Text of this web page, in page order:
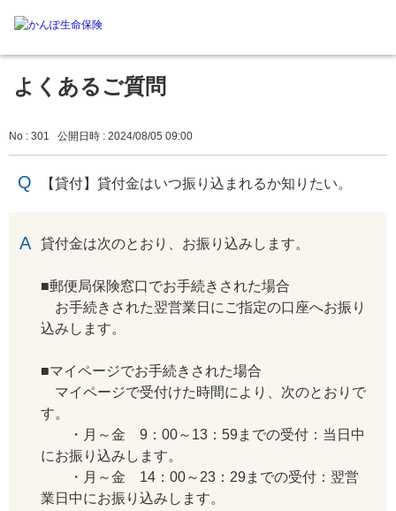
よくあるご質問
No : 301 公開日時 : 2024/08/05 09:00
【貸付】貸付金はいつ振り込まれるか知りたい。
貸付金は次のとおり、お振り込みします。
■郵便局保険窓口でお手続きされた場合
お手続きされた翌営業日にご指定の口座へお振り
込みします。
■マイページでお手続きされた場合
マイページで受付けた時間により、次のとおりで
す。
・月～金 9：00～13：59までの受付：当日中
にお振り込みします。
・月～金 14：00～23：29までの受付：翌営
業日中にお振り込みします。